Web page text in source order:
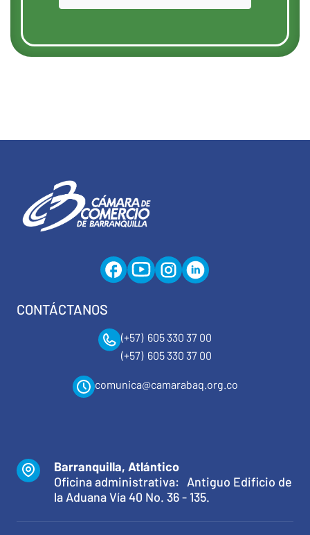
CONTÁCTANOS
(+57) 605 330 37 00
(+57) 605 330 37 00
comunica@camarabaq.org.co
Barranquilla, Atlántico
Oficina administrativa: Antiguo Edificio de
la Aduana Vía 40 No. 36 - 135.